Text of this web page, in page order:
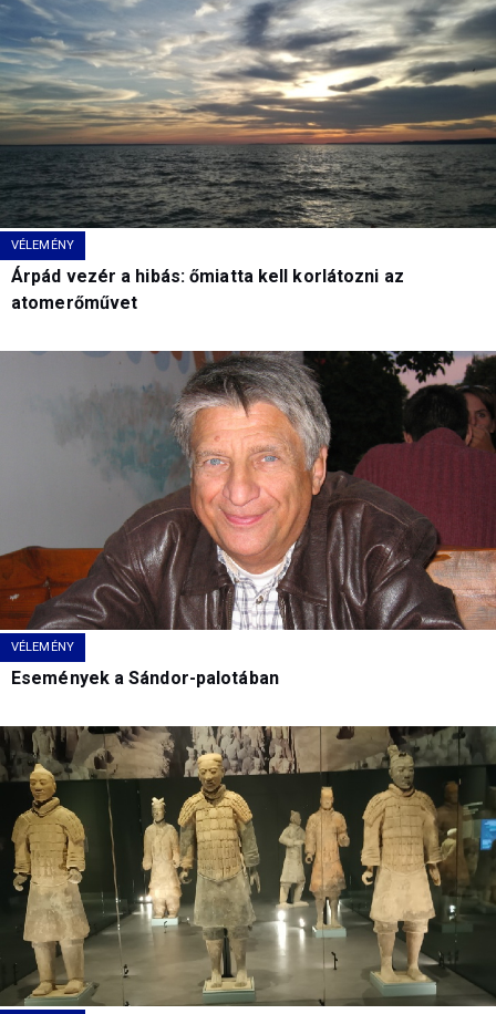
VÉLEMÉNY
Árpád vezér a hibás: őmiatta kell korlátozni az
atomerőművet
VÉLEMÉNY
Események a Sándor-palotában